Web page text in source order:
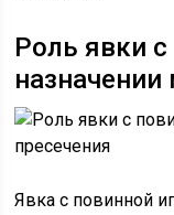
Роль явки
Явка с повинной